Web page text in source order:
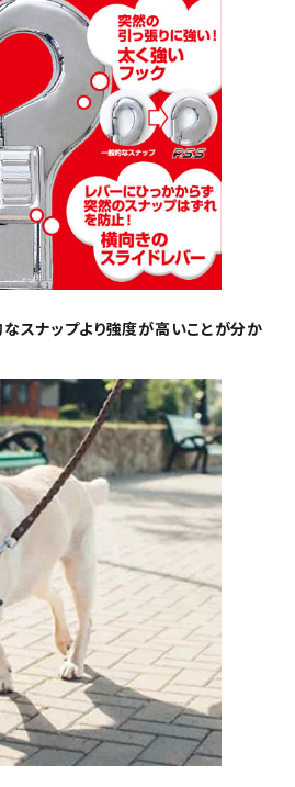
スナップより強度が高いことが分か